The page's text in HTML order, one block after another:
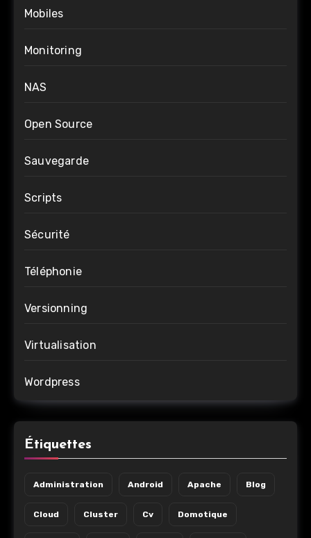
Mobiles
Monitoring
NAS
Open Source
Sauvegarde
Scripts
Sécurité
Téléphonie
Versionning
Virtualisation
Wordpress
Étiquettes
Administration Android Apache Blog
Cloud Cluster Cv Domotique